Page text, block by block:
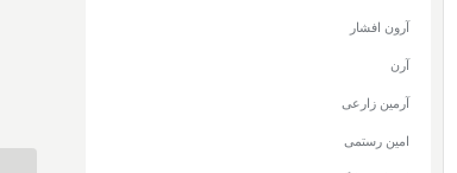
آرون افشار
آرن
آرمین زارعی
امین رستمی